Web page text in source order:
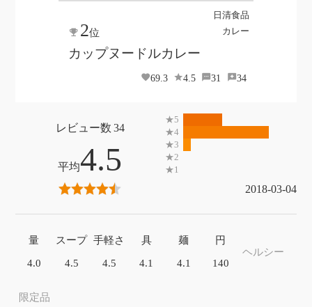
日清食品
カレー
2位
カップヌードルカレー
69.3 4.5 31 34
34
4.5
2018-03-04
量
4.0
スープ
4.5
手軽さ
4.5
具
4.1
麺
4.1
円
140
ヘルシー
限定品